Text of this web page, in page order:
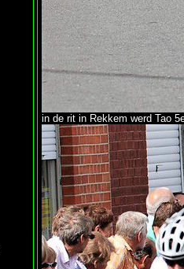
in de rit in Rekkem werd Tao